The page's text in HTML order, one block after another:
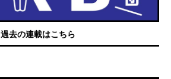
過去の連載はこちら